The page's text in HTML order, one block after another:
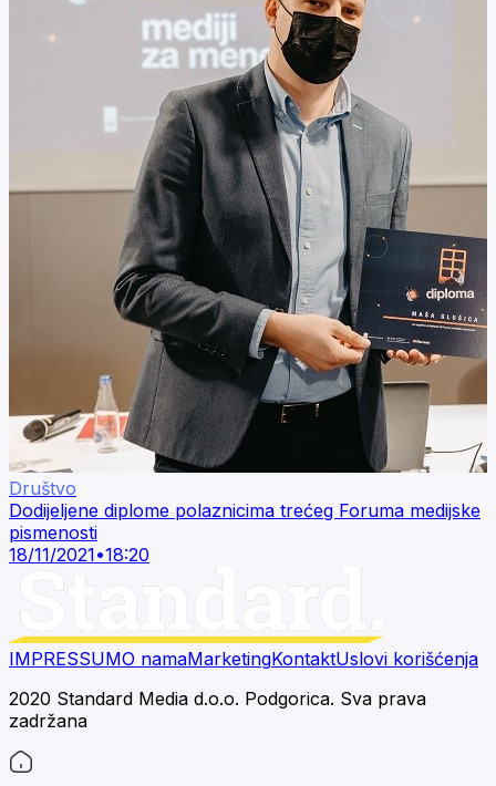
Društvo
Dodijeljene diplome polaznicima trećeg Foruma medijske
pismenosti
18/11/2021•18:20
IMPRESSUMO namaMarketingKontaktUslovi korišćenja
2020 Standard Media d.o.o. Podgorica. Sva prava
zadržana